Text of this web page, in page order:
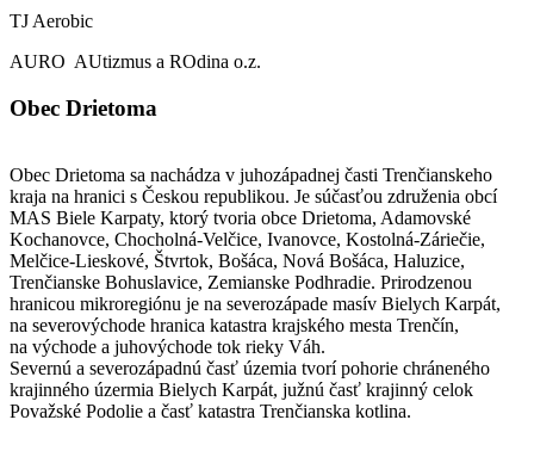
TJ Aerobic
AURO AUtizmus a ROdina o.z.
Obec Drietoma
Obec Drietoma sa nachádza v juhozápadnej časti Trenčianskeho
kraja na hranici s Českou republikou. Je súčasťou združenia obcí
MAS Biele Karpaty, ktorý tvoria obce Drietoma, Adamovské
Kochanovce, Chocholná-Velčice, Ivanovce, Kostolná-Záriečie,
Melčice-Lieskové, Štvrtok, Bošáca, Nová Bošáca, Haluzice,
Trenčianske Bohuslavice, Zemianske Podhradie. Prirodzenou
hranicou mikroregiónu je na severozápade masív Bielych Karpát,
na severovýchode hranica katastra krajského mesta Trenčín,
na východe a juhovýchode tok rieky Váh.
Severnú a severozápadnú časť územia tvorí pohorie chráneného
krajinného úzermia Bielych Karpát, južnú časť krajinný celok
Považské Podolie a časť katastra Trenčianska kotlina.